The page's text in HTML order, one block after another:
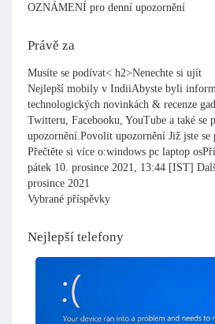
OZNÁMENÍ pro denní upozornění
Právě za
Musíte se podívat< h2>Nenechte si ujít
Nejlepší mobily v IndiiAbyste byli
technologických novinkách & recenze
Twitteru, Facebooku, YouTube a také se
upozornění.Povolit upozornění Již jste
Přečtěte si více o:windows pc laptop
pátek 10. prosince 2021, 13:44 [IST]
prosince 2021
Vybrané příspěvky
Nejlepší telefony